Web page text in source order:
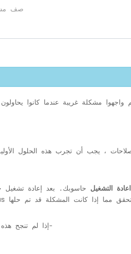
اعادة التشغيل
إذا لم تنجح هذه الحلول من أجلك ، فاستمر في اتباع هذه الحلول-